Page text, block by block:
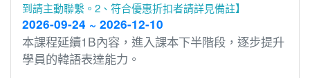
到請主動聯繫。2、符合優惠折扣者請詳見備註】
2026-09-24 ~ 2026-12-10
本課程延續1B內容，進入課本下半階段，逐步提升
學員的韓語表達能⼒。